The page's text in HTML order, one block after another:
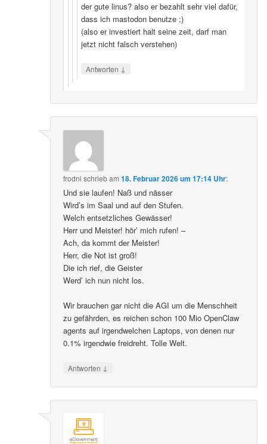
der gute linus? also er bezahlt sehr viel dafür,
dass ich mastodon benutze ;)
(also er investiert halt seine zeit, darf man
jetzt nicht falsch verstehen)
Antworten ↓
frodni schriebam18. Februar 2026 um 17:14 Uhr:
Und sie laufen! Naß und nässer
Wird’s im Saal und auf den Stufen.
Welch entsetzliches Gewässer!
Herr und Meister! hör’ mich rufen! –
Ach, da kommt der Meister!
Herr, die Not ist groß!
Die ich rief, die Geister
Werd’ ich nun nicht los.
Wir brauchen gar nicht die AGI um die Menschheit
zu gefährden, es reichen schon 100 Mio OpenClaw
agents auf irgendwelchen Laptops, von denen nur
0.1% irgendwie freidreht. Tolle Welt.
Antworten ↓